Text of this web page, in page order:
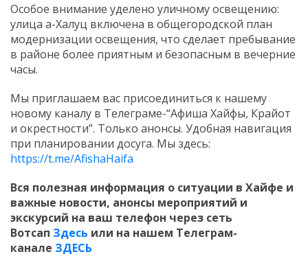
Особое внимание уделено уличному освещению:
улица а-Халуц включена в общегородской план
модернизации освещения, что сделает пребывание
в районе более приятным и безопасным в вечерние
часы.
Мы приглашаем вас присоединиться к нашему
новому каналу в Телеграме-“Афиша Хайфы, Крайот
и окрестности”. Только анонсы. Удобная навигация
при планировании досуга. Мы здесь:
https://t.me/AfishaHaifa
Вся полезная информация о ситуации в Хайфе и
важные новости, анонсы мероприятий и
экскурсий на ваш телефон через сеть
Вотсап Здесь или на нашем Телеграм-
канале ЗДЕСЬ